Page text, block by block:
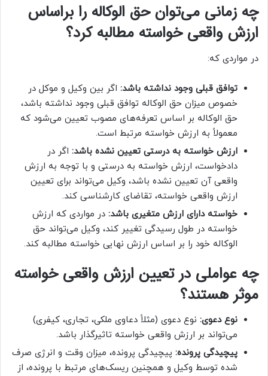
چه زمانی می‌توان حق الوکاله را براساس
ارزش واقعی خواسته مطالبه کرد؟
در مواردی که:
توافق قبلی وجود نداشته باشد: اگر بین وکیل و موکل در
خصوص میزان حق الوکاله توافق قبلی وجود نداشته باشد،
حق الوکاله بر اساس تعرفه‌های مصوب تعیین می‌شود که
معمولاً به ارزش خواسته مرتبط است.
ارزش خواسته به درستی تعیین نشده باشد: اگر در
دادخواست، ارزش خواسته به درستی و با توجه به ارزش
واقعی آن تعیین نشده باشد، وکیل می‌تواند برای تعیین
ارزش واقعی خواسته، تقاضای کارشناسی کند.
خواسته دارای ارزش متغیری باشد: در مواردی که ارزش
خواسته در طول رسیدگی تغییر کند، وکیل می‌تواند حق
الوکاله خود را بر اساس ارزش نهایی خواسته مطالبه کند.
چه عواملی در تعیین ارزش واقعی خواسته
موثر هستند؟
نوع دعوی: نوع دعوی (مثلاً دعاوی ملکی، تجاری، کیفری)
می‌تواند بر ارزش واقعی خواسته تاثیرگذار باشد.
پیچیدگی پرونده: پیچیدگی پرونده، میزان وقت و انرژی صرف
شده توسط وکیل و همچنین ریسک‌های مرتبط با پرونده، از